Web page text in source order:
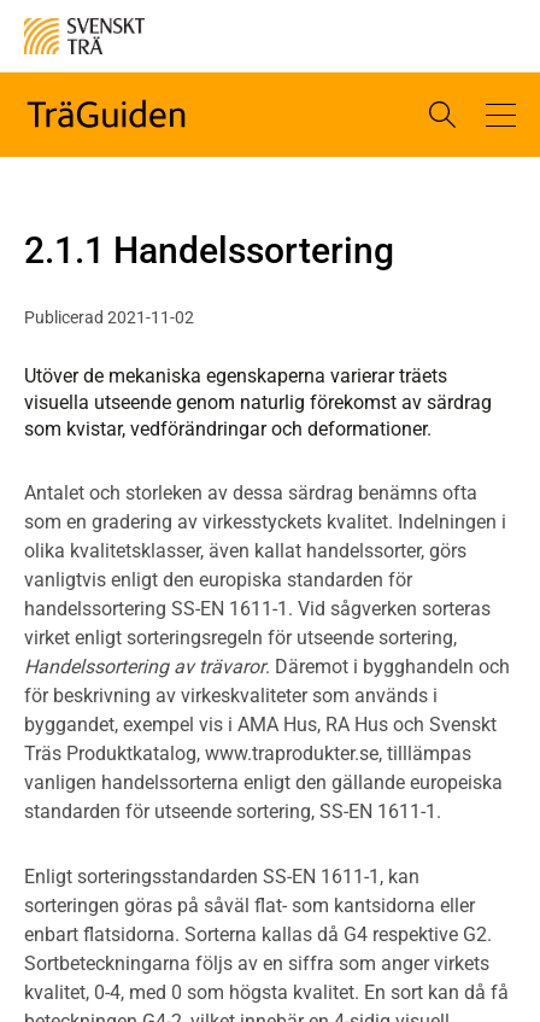
2.1.1 Handelssortering
Publicerad 2021-11-02
Utöver de mekaniska egenskaperna varierar träets
visuella utseende genom naturlig förekomst av särdrag
som kvistar, vedförändringar och deformationer.
Antalet och storleken av dessa särdrag benämns ofta
som en gradering av virkesstyckets kvalitet. Indelningen i
olika kvalitetsklasser, även kallat handelssorter, görs
vanligtvis enligt den europiska standarden för
handelssortering SS-EN 1611-1. Vid sågverken sorteras
virket enligt sorteringsregeln för utseende sortering,
Handelssortering av trävaror. Däremot i bygghandeln och
för beskrivning av virkeskvaliteter som används i
byggandet, exempel vis i AMA Hus, RA Hus och Svenskt
Träs Produktkatalog, www.traprodukter.se, tilllämpas
vanligen handelssorterna enligt den gällande europeiska
standarden för utseende sortering, SS-EN 1611-1.
Enligt sorteringsstandarden SS-EN 1611-1, kan
sorteringen göras på såväl flat- som kantsidorna eller
enbart flatsidorna. Sorterna kallas då G4 respektive G2.
Sortbeteckningarna följs av en siffra som anger virkets
kvalitet, 0-4, med 0 som högsta kvalitet. En sort kan då få